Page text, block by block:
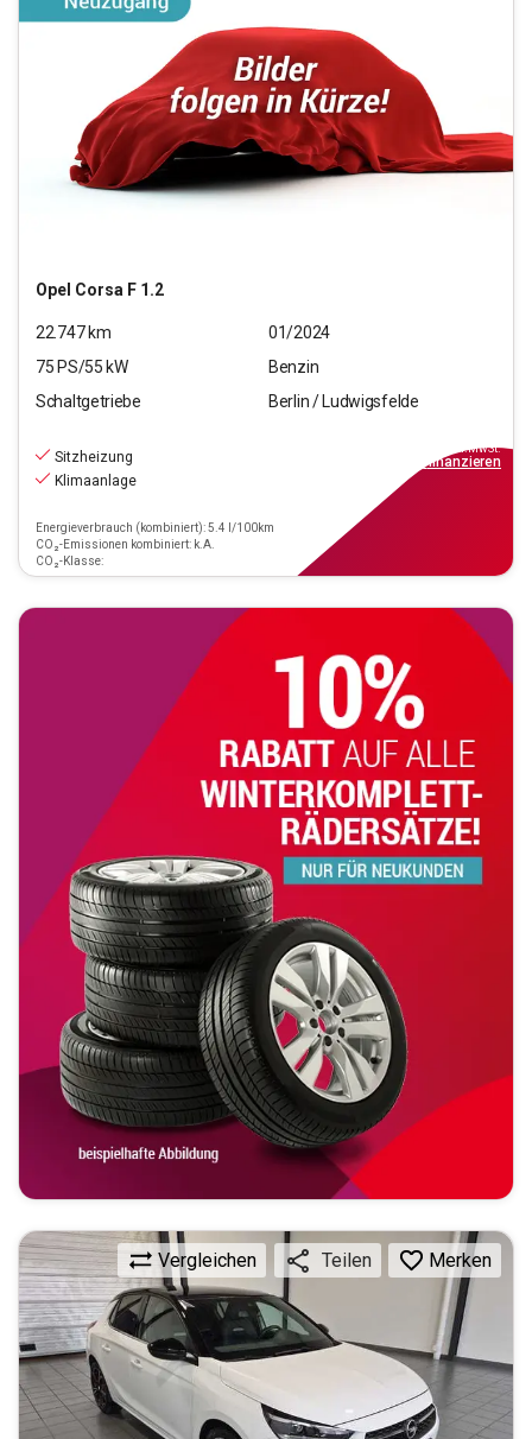
Opel Corsa F 1.2
22.747km
01/2024
75 PS/55 kW
Benzin
Schaltgetriebe
Berlin / Ludwigsfelde
Sitzheizung
Klimaanlage
Energieverbrauch (kombiniert): 5.4 l/100km
CO₂-Emissionen kombiniert: k.A.
CO₂-Klasse:
inkl.MwSt.
finanzieren
Vergleichen Teilen Merken